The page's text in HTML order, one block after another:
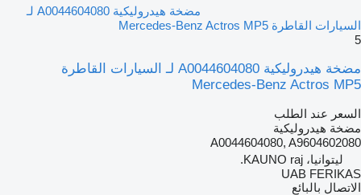
مضخة هيدروليكية A0044604080 لـ
السيارات القاطرة Mercedes-Benz Actros MP5
5
مضخة هيدروليكية A0044604080 لـ السيارات القاطرة
Mercedes-Benz Actros MP5
السعر عند الطلب
مضخة هيدروليكية
A0044604080, A9604602080
ليتوانيا، KAUNO raj.
UAB FERIKAS
الاتصال بالبائع